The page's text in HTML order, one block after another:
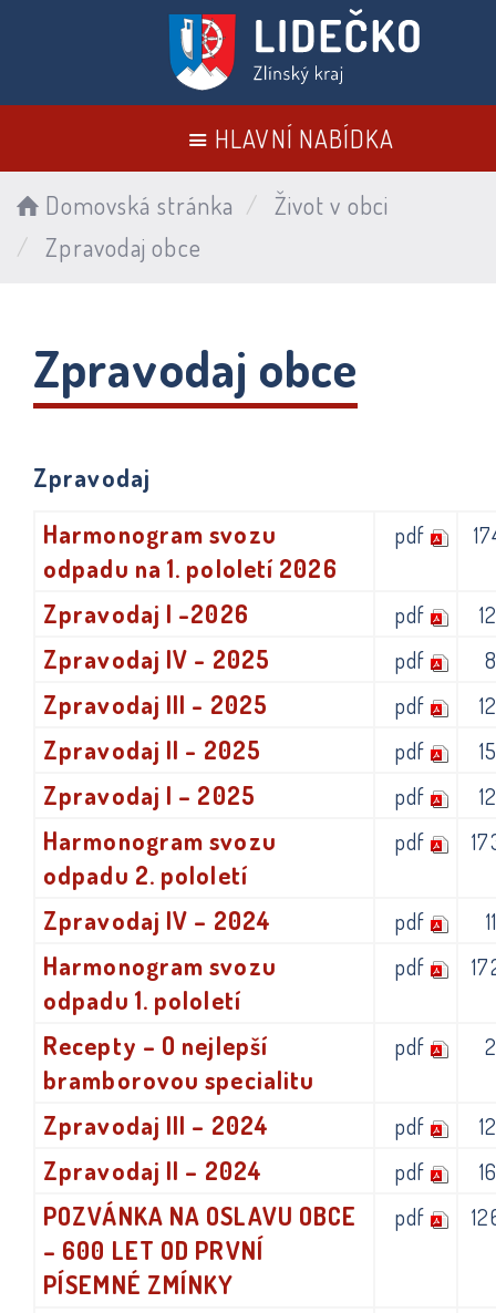
HLAVNÍ NABÍDKA
Domovská stránka
Život v obci
Zpravodaj obce
Zpravodaj obce
Zpravodaj
Harmonogram svozu
odpadu na 1. pololetí 2026
pdf
Zpravodaj I -2026 pdf
Zpravodaj IV - 2025 pdf
Zpravodaj III - 2025 pdf
Zpravodaj II - 2025 pdf
Zpravodaj I – 2025 pdf
Harmonogram svozu
odpadu 2. pololetí
pdf
Zpravodaj IV – 2024 pdf
Harmonogram svozu
odpadu 1. pololetí
pdf
Recepty – O nejlepší
bramborovou specialitu
pdf
Zpravodaj III – 2024 pdf
Zpravodaj II – 2024 pdf
POZVÁNKA NA OSLAVU OBCE
– 600 LET OD PRVNÍ
PÍSEMNÉ ZMÍNKY
pdf